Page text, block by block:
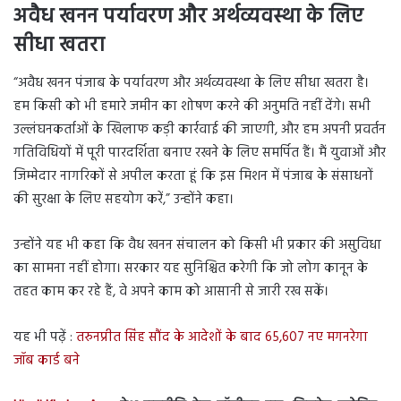
अवैध खनन पर्यावरण और अर्थव्यवस्था के लिए
सीधा खतरा
“अवैध खनन पंजाब के पर्यावरण और अर्थव्यवस्था के लिए सीधा खतरा है।
हम किसी को भी हमारे जमीन का शोषण करने की अनुमति नहीं देंगे। सभी
उल्लंघनकर्ताओं के खिलाफ कड़ी कार्रवाई की जाएगी, और हम अपनी प्रवर्तन
गतिविधियों में पूरी पारदर्शिता बनाए रखने के लिए समर्पित हैं। मैं युवाओं और
जिम्मेदार नागरिकों से अपील करता हूं कि इस मिशन में पंजाब के संसाधनों
की सुरक्षा के लिए सहयोग करें,” उन्होंने कहा।
उन्होंने यह भी कहा कि वैध खनन संचालन को किसी भी प्रकार की असुविधा
का सामना नहीं होगा। सरकार यह सुनिश्चित करेगी कि जो लोग कानून के
तहत काम कर रहे हैं, वे अपने काम को आसानी से जारी रख सकें।
यह भी पढ़ें : तरुनप्रीत सिंह सौंद के आदेशों के बाद 65,607 नए मगनरेगा
जॉब कार्ड बने